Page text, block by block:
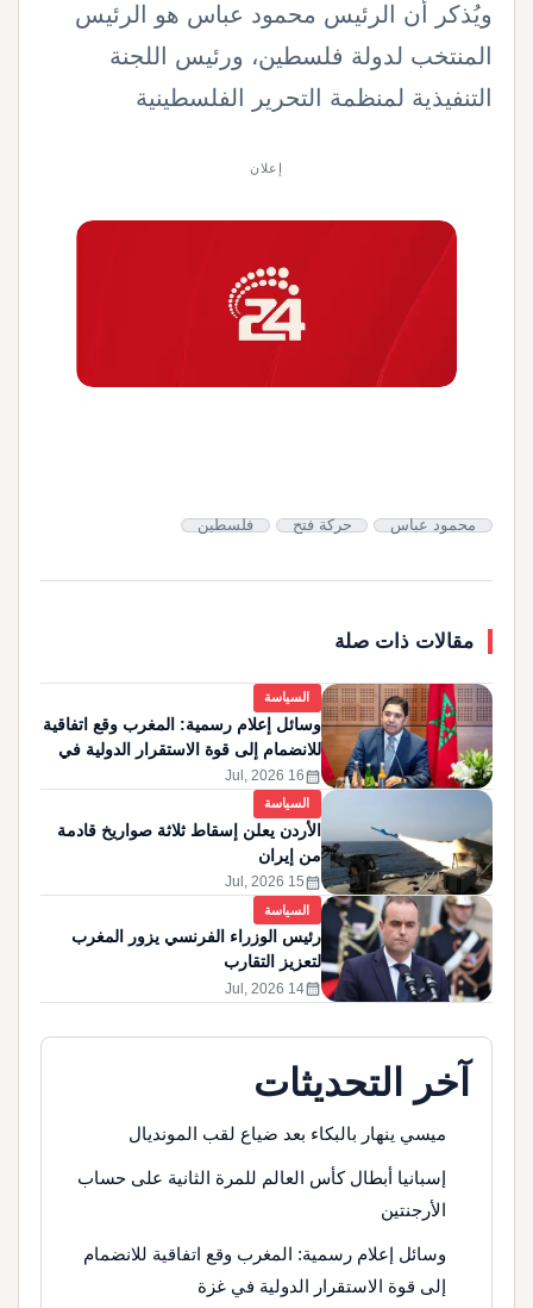
ويُذكر أن الرئيس محمود عباس هو الرئيس
المنتخب لدولة فلسطين، ورئيس اللجنة
التنفيذية لمنظمة التحرير الفلسطينية
إعلان
محمود عباس حركة فتح فلسطين
مقالات ذات صلة
السياسة
وسائل إعلام رسمية: المغرب وقع اتفاقية
للانضمام إلى قوة الاستقرار الدولية في
غزة
calendar_month
16 Jul, 2026
السياسة
الأردن يعلن إسقاط ثلاثة صواريخ قادمة
من إيران
calendar_month
15 Jul, 2026
السياسة
رئيس الوزراء الفرنسي يزور المغرب
لتعزيز التقارب
calendar_month
14 Jul, 2026
آخر التحديثات
ميسي ينهار بالبكاء بعد ضياع لقب المونديال
إسبانيا أبطال كأس العالم للمرة الثانية على حساب
الأرجنتين
وسائل إعلام رسمية: المغرب وقع اتفاقية للانضمام
إلى قوة الاستقرار الدولية في غزة